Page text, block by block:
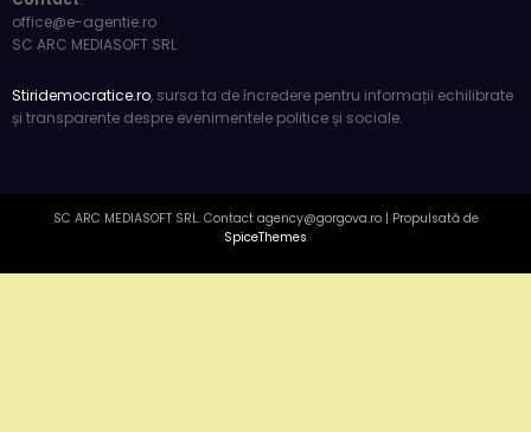
Societate Civila
Specialist Comunicare